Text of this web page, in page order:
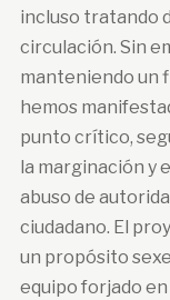
incluso tratando
circulación. Sin
manteniendo un
hemos
punto crítico,
la marginación y
abuso de
ciudadano. El
un propósito
equipo forjado